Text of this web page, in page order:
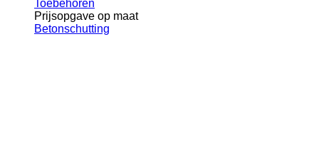
Toebehoren
Prijsopgave op maat
Betonschutting